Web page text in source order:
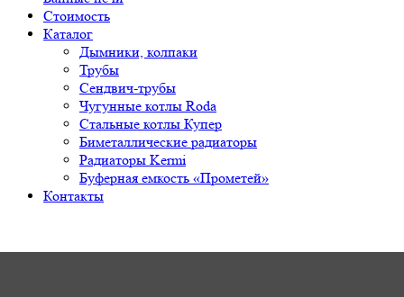
Стоимость
Каталог
Дымники, колпаки
Трубы
Сендвич-трубы
Чугунные котлы Roda
Стальные котлы Купер
Биметаллические радиаторы
Радиаторы Kermi
Буферная емкость «Прометей»
Контакты